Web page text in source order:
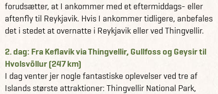
forudsætter, at I ankommer med et eftermiddags- eller
aftenfly til Reykjavik. Hvis I ankommer tidligere, anbefales
det i stedet at overnatte i Reykjavik eller ved Thingvellir.
2. dag: Fra Keflavik via Thingvellir, Gullfoss og Geysir til
Hvolsvöllur (247 km)
I dag venter jer nogle fantastiske oplevelser ved tre af
Islands største attraktioner: Thingvellir National Park,